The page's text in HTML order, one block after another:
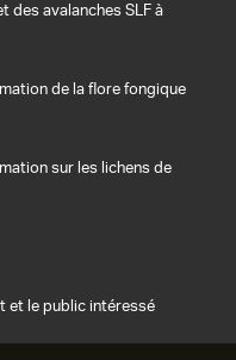
des avalanches SLF à
de la flore fongique
sur les lichens de
et le public intéressé